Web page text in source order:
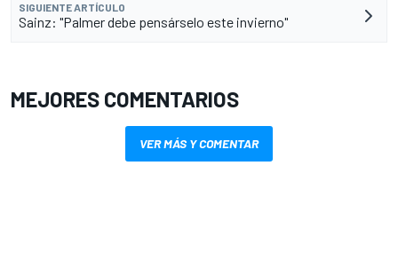
SIGUIENTE ARTÍCULO
Sainz: "Palmer debe pensárselo este invierno"
MEJORES COMENTARIOS
VER MÁS Y COMENTAR